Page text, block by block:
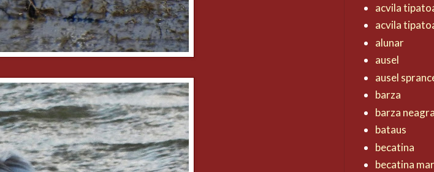
acvila
acvila
alunar
ausel
ausel
barza
barza
bataus
becatina
becatina